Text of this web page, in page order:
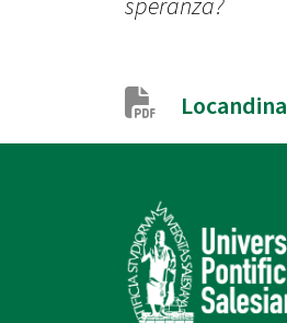
Locandina